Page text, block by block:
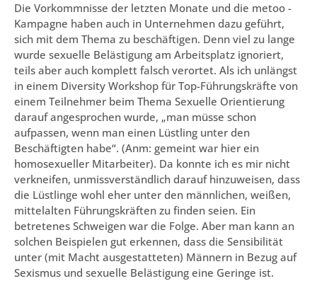
Die Vorkommnisse der letzten Monate und die metoo -
Kampagne haben auch in Unternehmen dazu geführt,
sich mit dem Thema zu beschäftigen. Denn viel zu lange
wurde sexuelle Belästigung am Arbeitsplatz ignoriert,
teils aber auch komplett falsch verortet. Als ich unlängst
in einem Diversity Workshop für Top-Führungskräfte von
einem Teilnehmer beim Thema Sexuelle Orientierung
darauf angesprochen wurde, „man müsse schon
aufpassen, wenn man einen Lüstling unter den
Beschäftigten habe“. (Anm: gemeint war hier ein
homosexueller Mitarbeiter). Da konnte ich es mir nicht
verkneifen, unmissverständlich darauf hinzuweisen, dass
die Lüstlinge wohl eher unter den männlichen, weißen,
mittelalten Führungskräften zu finden seien. Ein
betretenes Schweigen war die Folge. Aber man kann an
solchen Beispielen gut erkennen, dass die Sensibilität
unter (mit Macht ausgestatteten) Männern in Bezug auf
Sexismus und sexuelle Belästigung eine Geringe ist.